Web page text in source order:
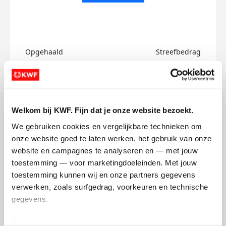
Welkom bij KWF. Fijn dat je onze website bezoekt.
We gebruiken cookies en vergelijkbare technieken om
onze website goed te laten werken, het gebruik van onze
website en campagnes te analyseren en — met jouw
toestemming — voor marketingdoeleinden. Met jouw
toestemming kunnen wij en onze partners gegevens
verwerken, zoals surfgedrag, voorkeuren en technische
gegevens.
Opgehaald Streefbedrag
Josh's badges